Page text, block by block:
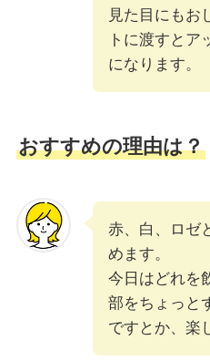
見た目にもお
トに渡すとア
になります。
おすすめの理由は？
赤、白、ロゼ
めます。
今日はどれを
部をちょっと
ですとか、楽